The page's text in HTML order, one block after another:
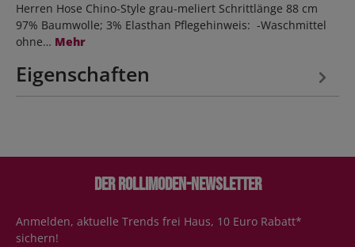
Herren Hose Chino-Style grau-meliert Schrittlänge 88 cm
97% Baumwolle; 3% Elasthan Pflegehinweis: -Waschmittel
ohne… Mehr
Eigenschaften
Der Rollimoden-Newsletter
Anmelden, aktuelle Trends frei Haus, 10 Euro Rabatt*
sichern!